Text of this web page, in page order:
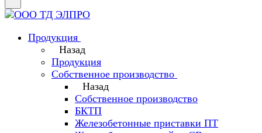
Продукция
Назад
Продукция
Собственное производство
Назад
Собственное производство
БКТП
Железобетонные приставки ПТ